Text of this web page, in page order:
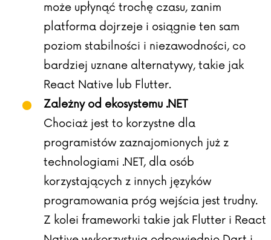
może upłynąć trochę czasu, zanim
platforma dojrzeje i osiągnie ten sam
poziom stabilności i niezawodności, co
bardziej uznane alternatywy, takie jak
React Native lub Flutter.
Zależny od ekosystemu .NET
Chociaż jest to korzystne dla
programistów zaznajomionych już z
technologiami .NET, dla osób
korzystających z innych języków
programowania próg wejścia jest trudny.
Z kolei frameworki takie jak Flutter i React